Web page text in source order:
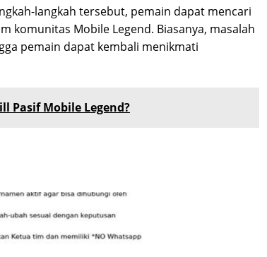
langkah tersebut, pemain dapat mencari
komunitas Mobile Legend. Biasanya, masalah
pemain dapat kembali menikmati
Pasif Mobile Legend?